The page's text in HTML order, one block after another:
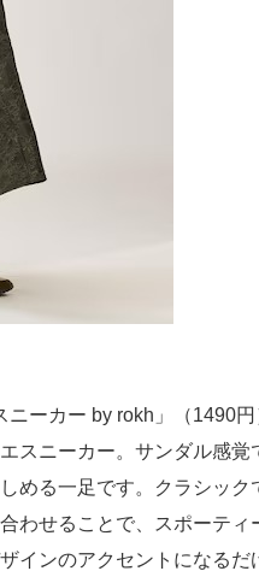
ーカー by rokh」（1490
スニーカー。サンダル感
める一足です。クラシッ
わせることで、スポーテ
インのアクセントになる